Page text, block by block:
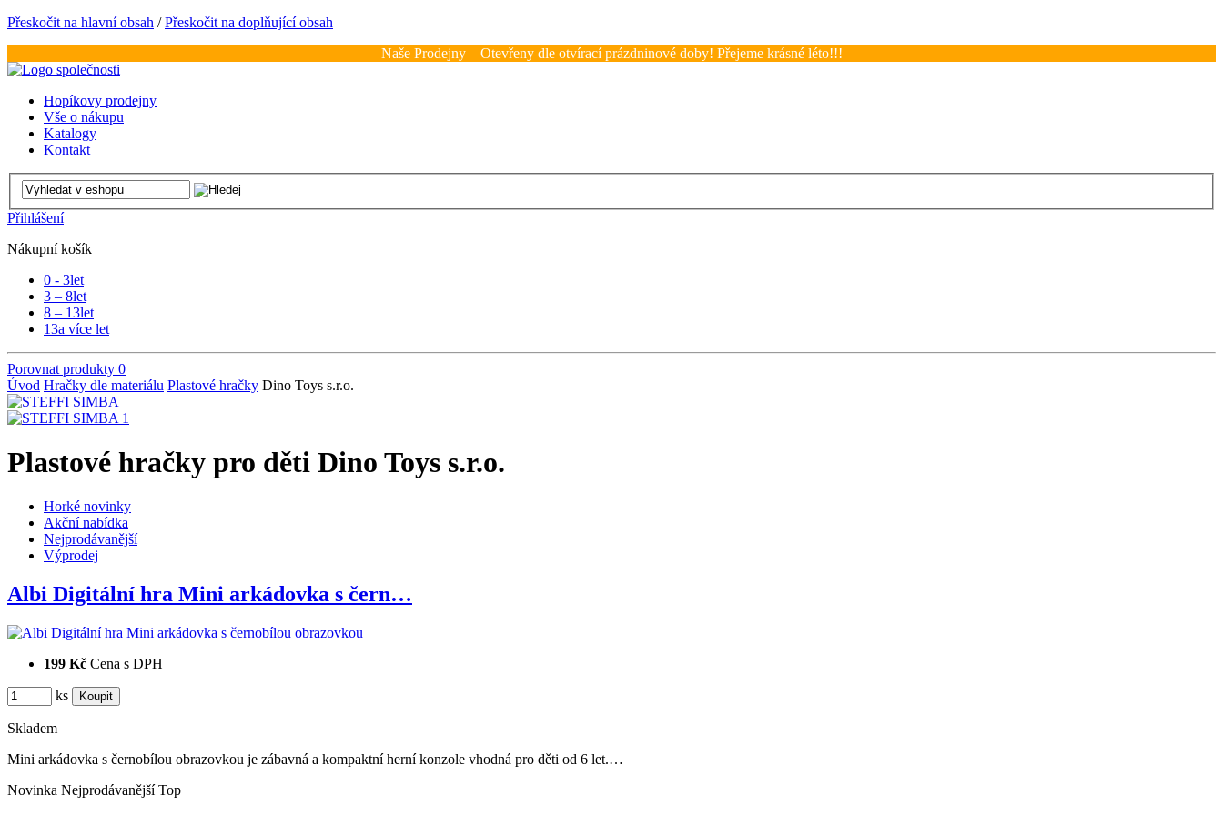
Přeskočit na hlavní obsah /Přeskočit na doplňující obsah
Naše Prodejny – Otevřeny dle otvírací prázdninové doby! Přejeme krásné léto!!!
Hopíkovy prodejny
Vše o nákupu
Katalogy
Kontakt
Přihlášení
Nákupní košík
0 - 3let
3 – 8let
8 – 13let
13a více let
Porovnat produkty 0
Úvod Hračky dle materiálu Plastové hračky Dino Toys s.r.o.
Plastové hračky pro děti Dino Toys s.r.o.
Horké novinky
Akční nabídka
Nejprodávanější
Výprodej
Albi Digitální hra Mini arkádovka s čern…
199 Kč Cena s DPH
ks
Skladem
Mini arkádovka s černobílou obrazovkou je zábavná a kompaktní herní konzole vhodná pro děti od 6 let.…
Novinka Nejprodávanější Top